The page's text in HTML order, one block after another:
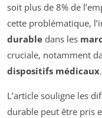
soit plus de 8% de
cette problématique,
durable dans les
cruciale, notamment
dispositifs médicaux.
L’article souligne les
durable peut être pris